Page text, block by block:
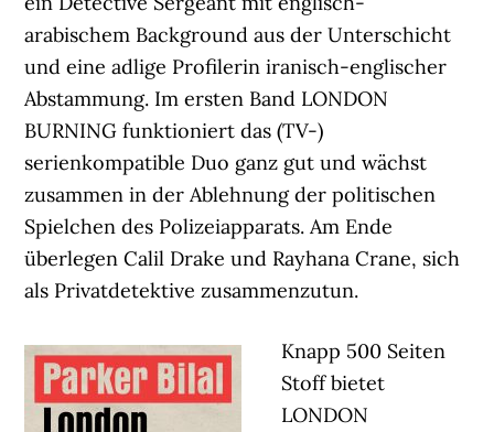
arabischem Background aus der Unterschicht
und eine adlige Profilerin iranisch-englischer
Abstammung. Im ersten Band LONDON
BURNING funktioniert das (TV-)
serienkompatible Duo ganz gut und wächst
zusammen in der Ablehnung der politischen
Spielchen des Polizeiapparats. Am Ende
überlegen Calil Drake und Rayhana Crane, sich
als Privatdetektive zusammenzutun.
Knapp 500 Seiten
Stoff bietet
LONDON